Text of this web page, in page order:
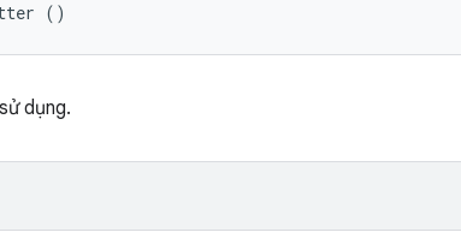
()
dụng.